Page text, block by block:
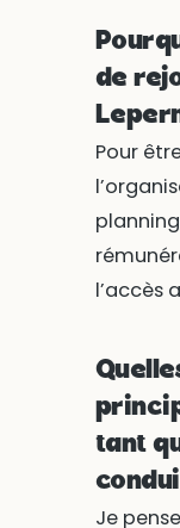
de
Pour
l’accès
tant
Je